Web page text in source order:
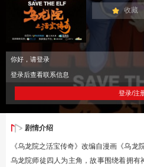
收藏
你好，请登录
登录后查看联系信息
登录/注
剧情介绍
《乌龙院之活宝传奇》改编自漫画《乌
乌龙院师徒四人为主角，故事围绕着拥有